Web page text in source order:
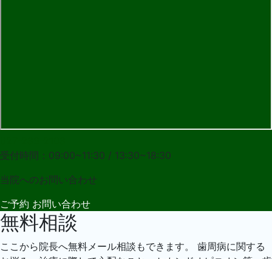
受付時間：09:00~11:30 / 13:30~18:30
当院へのお問い合わせ
ご予約 お問い合わせ
無料相談
ここから院長へ無料メール相談もできます。 歯周病に関する